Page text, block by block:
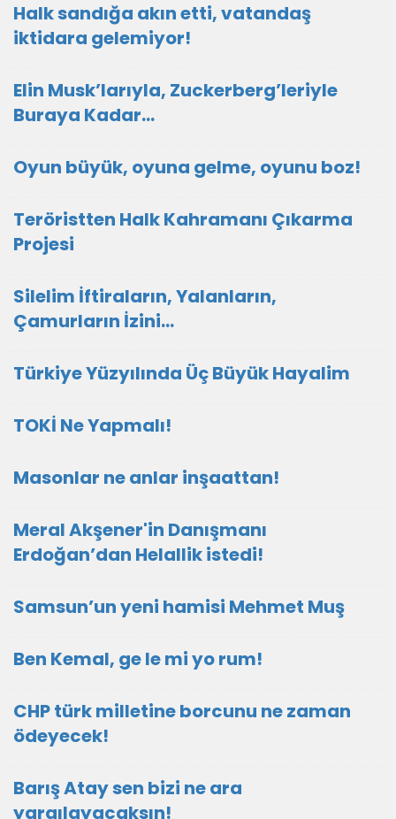
Halk sandığa akın etti, vatandaş
iktidara gelemiyor!
Elin Musk’larıyla, Zuckerberg’leriyle
Buraya Kadar…
Oyun büyük, oyuna gelme, oyunu boz!
Teröristten Halk Kahramanı Çıkarma
Projesi
Silelim İftiraların, Yalanların,
Çamurların İzini…
Türkiye Yüzyılında Üç Büyük Hayalim
TOKİ Ne Yapmalı!
Masonlar ne anlar inşaattan!
Meral Akşener'in Danışmanı
Erdoğan’dan Helallik istedi!
Samsun’un yeni hamisi Mehmet Muş
Ben Kemal, ge le mi yo rum!
CHP türk milletine borcunu ne zaman
ödeyecek!
Barış Atay sen bizi ne ara
yargılayacaksın!